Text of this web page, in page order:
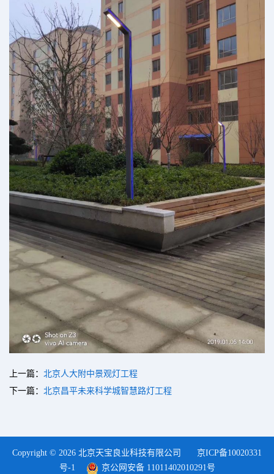
上一篇： 北京人大附中景观灯工程
下一篇： 北京昌平未来科学城智慧路灯工程
Copyright © 2026 北京天宝良业科技有限公司 京ICP备10020331
号-1
京公网安备 11011402010291号